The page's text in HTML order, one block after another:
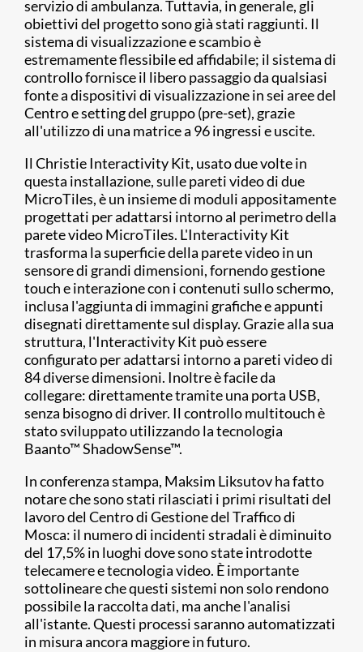
servizio di ambulanza. Tuttavia, in generale, gli
obiettivi del progetto sono già stati raggiunti. Il
sistema di visualizzazione e scambio è
estremamente flessibile ed affidabile; il sistema di
controllo fornisce il libero passaggio da qualsiasi
fonte a dispositivi di visualizzazione in sei aree del
Centro e setting del gruppo (pre-set), grazie
all'utilizzo di una matrice a 96 ingressi e uscite.
Il Christie Interactivity Kit, usato due volte in
questa installazione, sulle pareti video di due
MicroTiles, è un insieme di moduli appositamente
progettati per adattarsi intorno al perimetro della
parete video MicroTiles. L'Interactivity Kit
trasforma la superficie della parete video in un
sensore di grandi dimensioni, fornendo gestione
touch e interazione con i contenuti sullo schermo,
inclusa l'aggiunta di immagini grafiche e appunti
disegnati direttamente sul display. Grazie alla sua
struttura, l'Interactivity Kit può essere
configurato per adattarsi intorno a pareti video di
84 diverse dimensioni. Inoltre è facile da
collegare: direttamente tramite una porta USB,
senza bisogno di driver. Il controllo multitouch è
stato sviluppato utilizzando la tecnologia
Baanto™ ShadowSense™.
In conferenza stampa, Maksim Liksutov ha fatto
notare che sono stati rilasciati i primi risultati del
lavoro del Centro di Gestione del Traffico di
Mosca: il numero di incidenti stradali è diminuito
del 17,5% in luoghi dove sono state introdotte
telecamere e tecnologia video. È importante
sottolineare che questi sistemi non solo rendono
possibile la raccolta dati, ma anche l'analisi
all'istante. Questi processi saranno automatizzati
in misura ancora maggiore in futuro.